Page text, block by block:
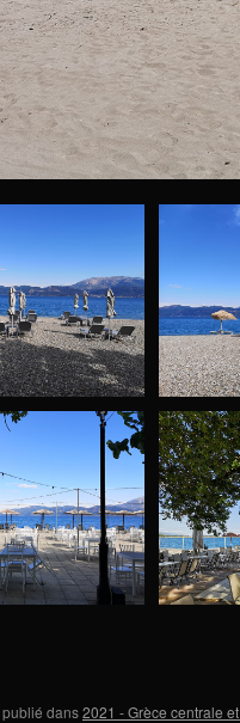
dans2021 - Grèce centrale